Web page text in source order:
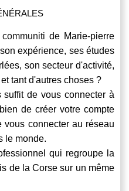
communiti de Marie-pierre
expérience, ses études
son secteur d'activité,
tant d'autres choses ?
de vous connecter à
de créer votre compte
vous connecter au réseau
le monde.
qui regroupe la
de la Corse sur un même